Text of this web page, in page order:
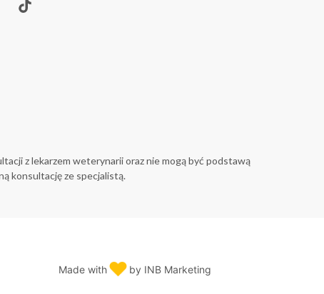
z lekarzem weterynarii oraz nie mogą być podstawą
konsultację ze specjalistą.
Made with♥︎by INB Marketing